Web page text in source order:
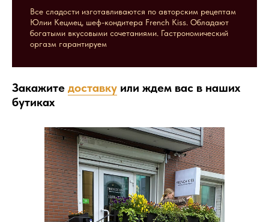
Все сладости изготавливаются по авторским рецептам
Юлии Кецмец, шеф-кондитера French Kiss. Обладают
богатыми вкусовыми сочетаниями. Гастрономический
оргазм гарантируем
Закажите доставку или ждем вас в наших
бутиках